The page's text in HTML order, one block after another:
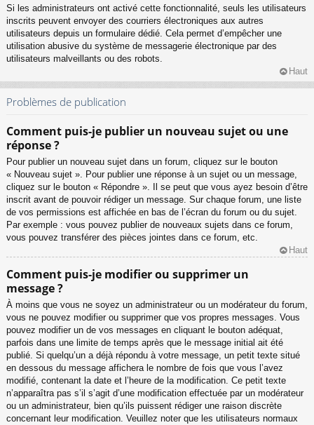
Si les administrateurs ont activé cette fonctionnalité, seuls les utilisateurs
inscrits peuvent envoyer des courriers électroniques aux autres
utilisateurs depuis un formulaire dédié. Cela permet d’empêcher une
utilisation abusive du système de messagerie électronique par des
utilisateurs malveillants ou des robots.
Haut
Problèmes de publication
Comment puis-je publier un nouveau sujet ou une
réponse ?
Pour publier un nouveau sujet dans un forum, cliquez sur le bouton
« Nouveau sujet ». Pour publier une réponse à un sujet ou un message,
cliquez sur le bouton « Répondre ». Il se peut que vous ayez besoin d’être
inscrit avant de pouvoir rédiger un message. Sur chaque forum, une liste
de vos permissions est affichée en bas de l’écran du forum ou du sujet.
Par exemple : vous pouvez publier de nouveaux sujets dans ce forum,
vous pouvez transférer des pièces jointes dans ce forum, etc.
Haut
Comment puis-je modifier ou supprimer un
message ?
À moins que vous ne soyez un administrateur ou un modérateur du forum,
vous ne pouvez modifier ou supprimer que vos propres messages. Vous
pouvez modifier un de vos messages en cliquant le bouton adéquat,
parfois dans une limite de temps après que le message initial ait été
publié. Si quelqu’un a déjà répondu à votre message, un petit texte situé
en dessous du message affichera le nombre de fois que vous l’avez
modifié, contenant la date et l’heure de la modification. Ce petit texte
n’apparaîtra pas s’il s’agit d’une modification effectuée par un modérateur
ou un administrateur, bien qu’ils puissent rédiger une raison discrète
concernant leur modification. Veuillez noter que les utilisateurs normaux